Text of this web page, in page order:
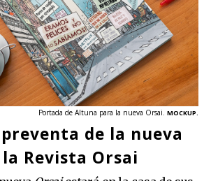
Portada de Altuna para la nueva Orsai. MOCKUP.
de la nueva
Revista Orsai